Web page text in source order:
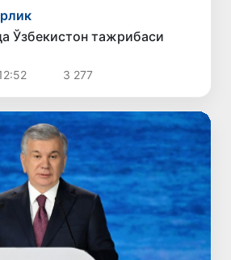
Ўзбекистон тажрибаси
3 277